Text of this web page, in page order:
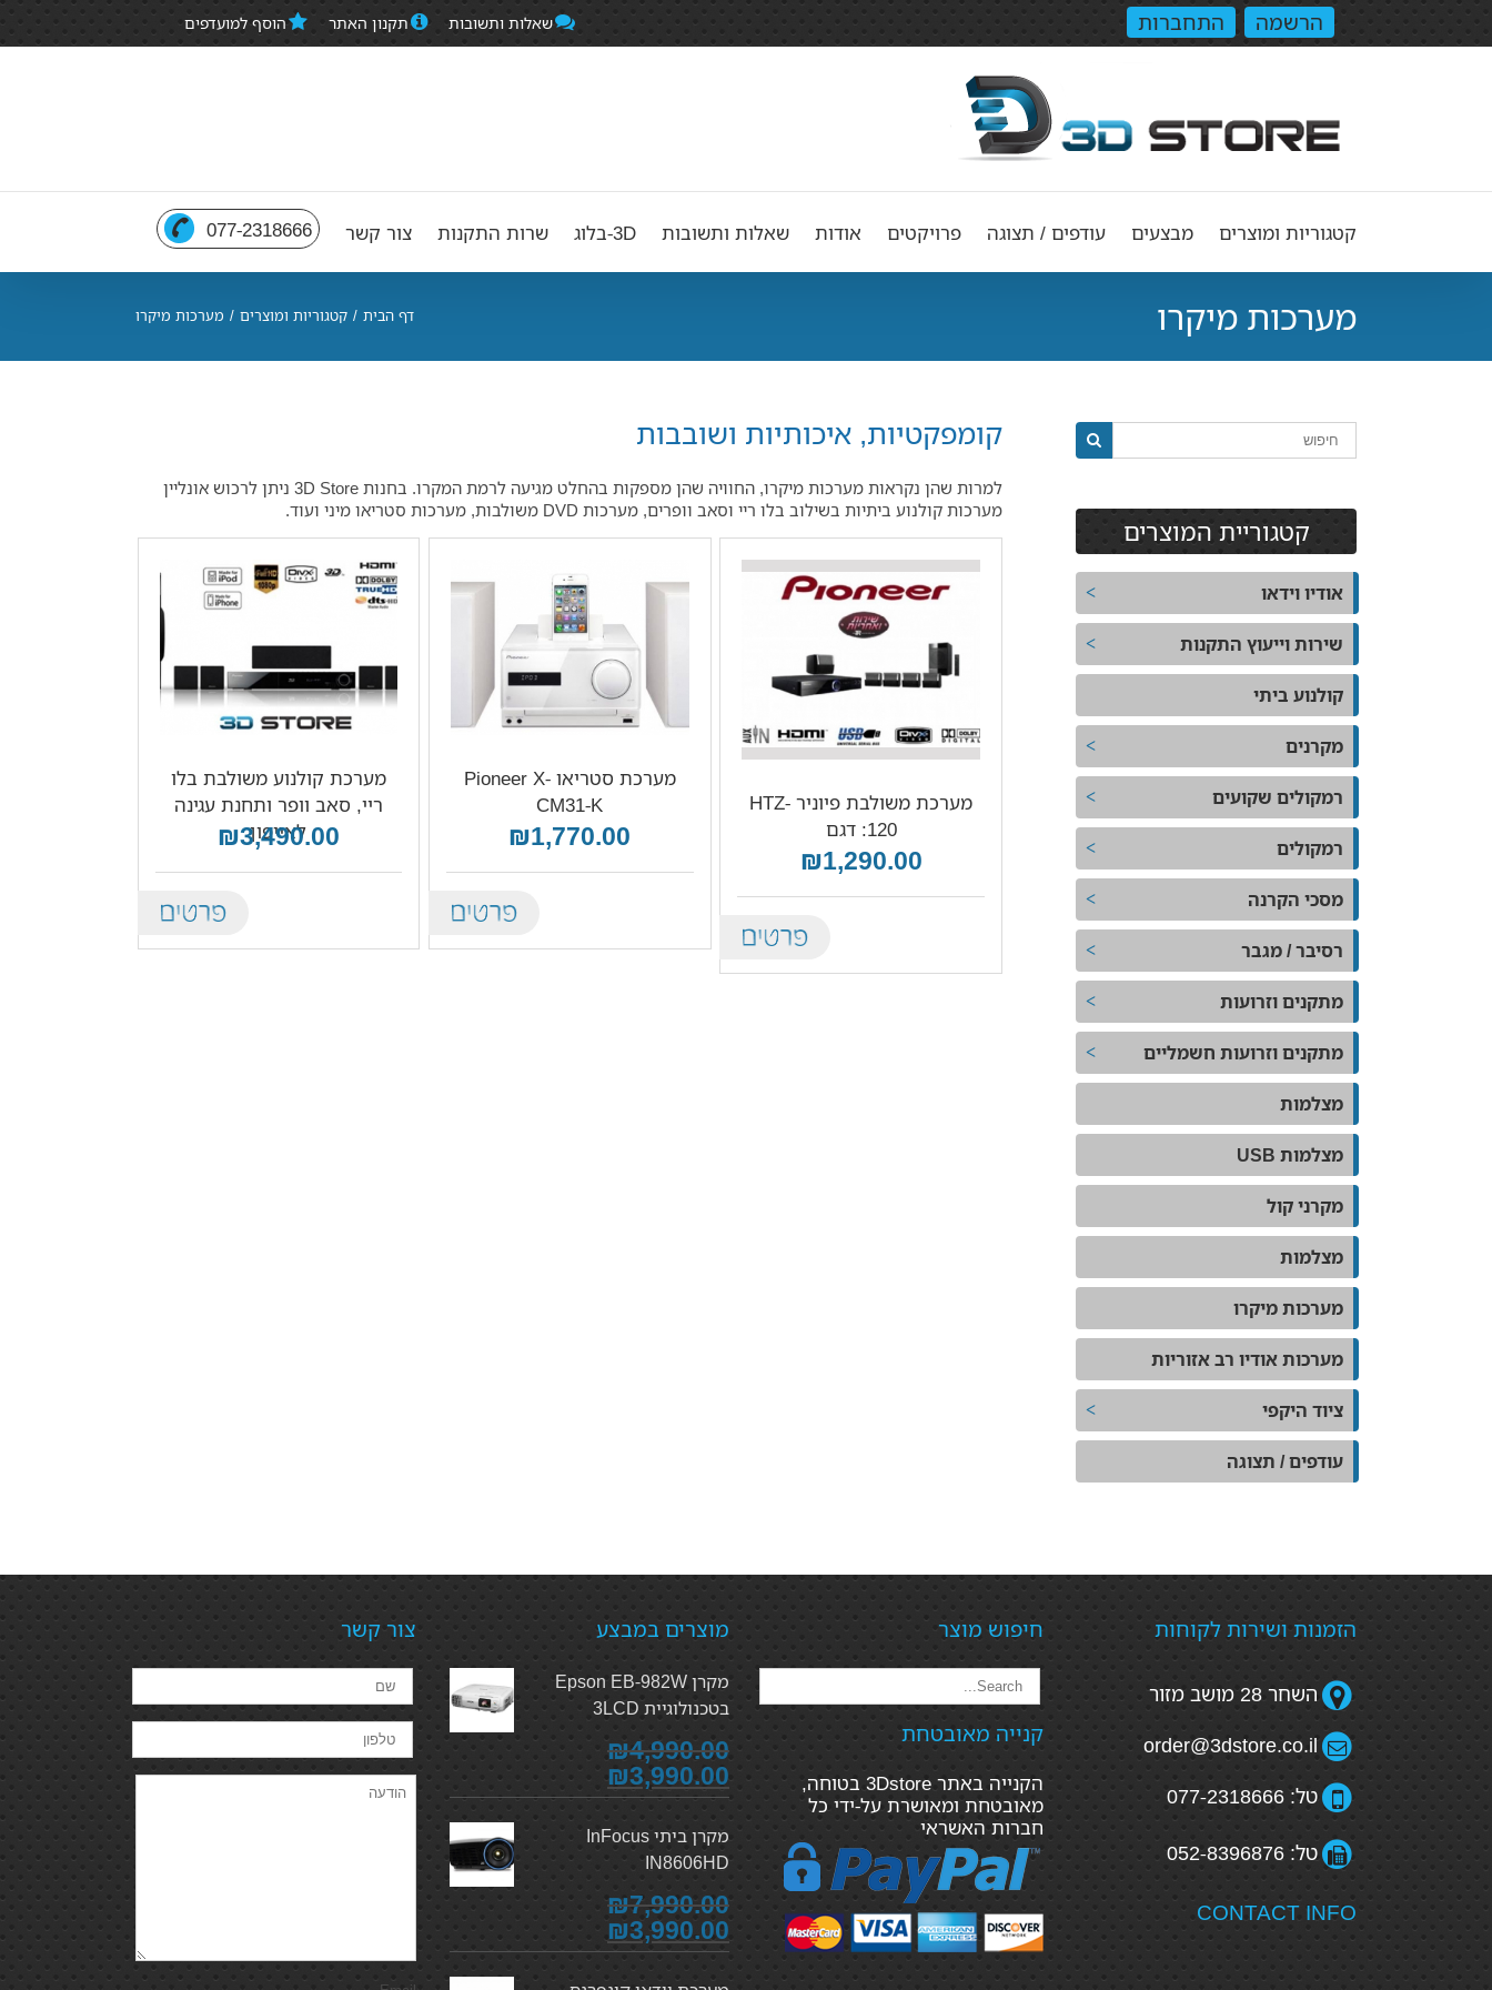
שאלות ותשובות תקנון האתר הוסף למועדפים הרשמה התחברות
קטגוריות ומוצרים מבצעים עודפים / תצוגה פרויקטים אודות שאלות ותשובות 3D-בלוג שרות התקנות צור קשר 077-2318666
מערכות מיקרו דף הבית / קטגוריות ומוצרים / מערכות מיקרו
קומפקטיות, איכותיות ושובבות
למרות שהן נקראות מערכות מיקרו, החוויה שהן מספקות בהחלט מגיעה לרמת המקרו. בחנות 3D Store ניתן לרכוש אונליין
מערכות קולנוע ביתיות בשילוב בלו ריי וסאב וופרים, מערכות DVD משולבות, מערכות סטריאו מיני ועוד.
מערכת משולבת פיוניר HTZ-
120: דגם
₪1,290.00
Details
מערכת סטריאו Pioneer X-
CM31-K
₪1,770.00
Details
מערכת קולנוע משולבת בלו
ריי, סאב וופר ותחנת עגינה
לאייפון
₪3,490.00
Details
קטגוריית המוצרים
אודיו וידאו
שירות וייעוץ התקנות
קולנוע ביתי
מקרנים
רמקולים שקועים
רמקולים
מסכי הקרנה
רסיבר / מגבר
מתקנים וזרועות
מתקנים וזרועות חשמליים
מצלמות
מצלמות USB
מקרני קול
מצלמות
מערכות מיקרו
מערכות אודיו רב אזוריות
ציוד היקפי
עודפים / תצוגה
הזמנות ושירות לקוחות
השחר 28 מושב מזור
order@3dstore.co.il
טל: 077-2318666
טל: 052-8396876
CONTACT INFO
חיפוש מוצר
קנייה מאובטחת
הקנייה באתר 3Dstore בטוחה,
מאובטחת ומאושרת על-ידי כל
חברות האשראי
מוצרים במבצע
מקרן Epson EB-982W
בטכנולוגיית 3LCD
₪4,990.00
₪3,990.00
מקרן ביתי InFocus
IN8606HD
₪7,990.00
₪3,990.00
צור קשר